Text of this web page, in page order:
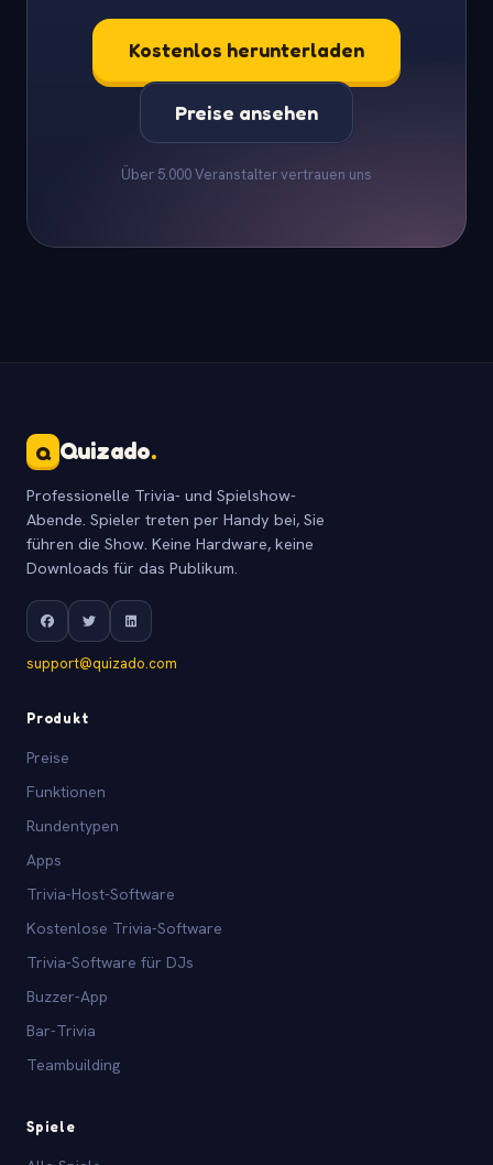
Kostenlos herunterladen
Preise ansehen
Über 5.000 Veranstalter vertrauen uns
Q Quizado.
Professionelle Trivia- und Spielshow-
Abende. Spieler treten per Handy bei, Sie
führen die Show. Keine Hardware, keine
Downloads für das Publikum.
support@quizado.com
Produkt
Preise
Funktionen
Rundentypen
Apps
Trivia-Host-Software
Kostenlose Trivia-Software
Trivia-Software für DJs
Buzzer-App
Bar-Trivia
Teambuilding
Spiele